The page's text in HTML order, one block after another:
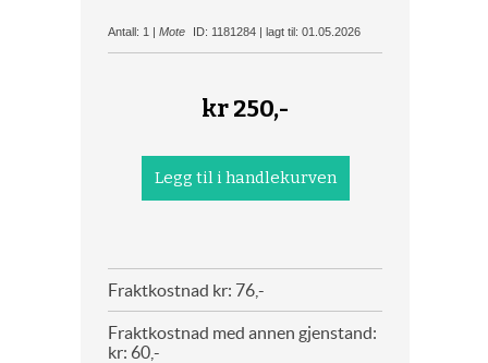
Antall: 1 | Mote ID: 1181284 | lagt til: 01.05.2026
kr250,-
Fraktkostnad kr: 76,-
Fraktkostnad med annen gjenstand:
kr: 60,-